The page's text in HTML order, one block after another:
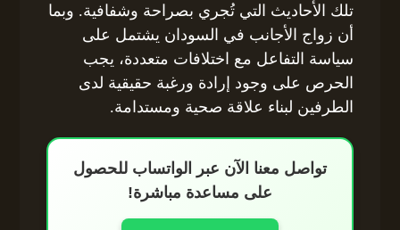
تلك الأحاديث التي تُجري بصراحة وشفافية. وبما
أن زواج الأجانب في السودان يشتمل على
سياسة التفاعل مع اختلافات متعددة، يجب
الحرص على وجود إرادة ورغبة حقيقية لدى
الطرفين لبناء علاقة صحية ومستدامة.
تواصل معنا الآن عبر الواتساب للحصول
على مساعدة مباشرة!